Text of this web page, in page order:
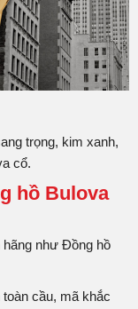
trọng, kim xanh,
cổ.
hồ Bulova
hãng như Đồng hồ
cầu, mã khắc